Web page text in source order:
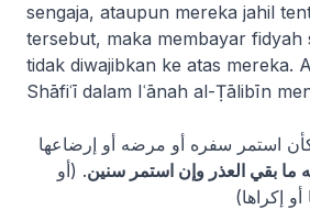
sengaja, ataupun mereka jahil
tersebut, maka membayar fidyah
tidak diwajibkan ke atas mereka.
Shāfiʿī dalam Iʿānah al-Ṭālibīn
-كأن استمر سفره أو مرضه أو إرضاعها
ما بقي العذر وإن استمر سنين. (أو
إكراها)